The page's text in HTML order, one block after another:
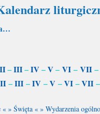
II–III–IV–V–VI –VII
II –III –IV –V –VI –VII
« » Święta « » Wydarzenia